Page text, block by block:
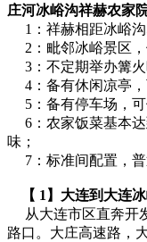
庄河冰峪沟祥赫农家
1：祥赫相距冰峪沟
2：毗邻冰峪景区，
3：不定期举办篝火
4：备有休闲凉亭，
5：备有停车场，可
6：农家饭菜基本达
味；
7：标准间配置，普
【 1 】大连到大连
从大连市区直奔开
路口。大庄高速路，